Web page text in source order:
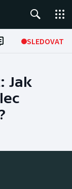
SLEDOVAT
Jak